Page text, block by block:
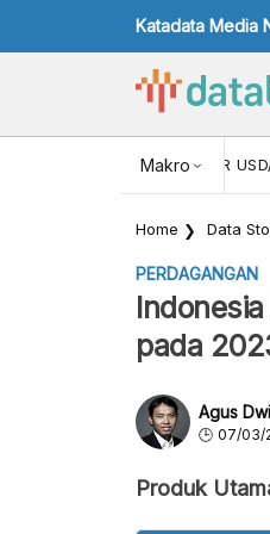
Katadata Media
Makro
NILAI TUKAR
Home Data
PERDAGANGAN
pada
Agus
07/03/
Produk